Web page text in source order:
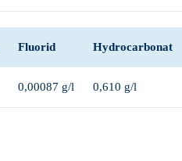
Fluorid Hydrocarbonat
0,00087 g/l 0,610 g/l